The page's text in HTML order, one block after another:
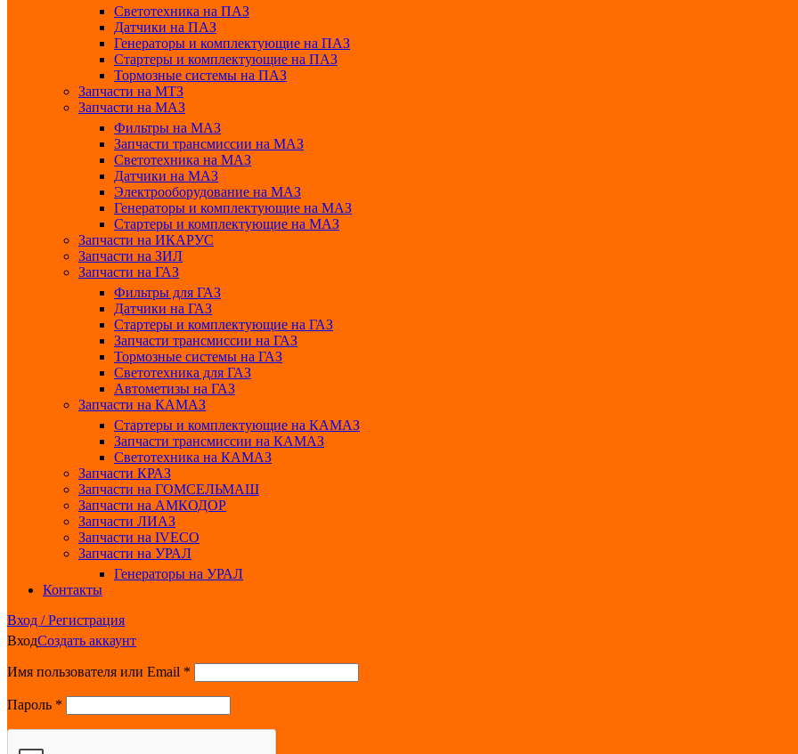
Светотехника на ПАЗ
Датчики на ПАЗ
Генераторы и комплектующие на ПАЗ
Стартеры и комплектующие на ПАЗ
Тормозные системы на ПАЗ
Запчасти на МТЗ
Запчасти на МАЗ
Фильтры на МАЗ
Запчасти трансмиссии на МАЗ
Светотехника на МАЗ
Датчики на МАЗ
Электрооборудование на МАЗ
Генераторы и комплектующие на МАЗ
Стартеры и комплектующие на МАЗ
Запчасти на ИКАРУС
Запчасти на ЗИЛ
Запчасти на ГАЗ
Фильтры для ГАЗ
Датчики на ГАЗ
Стартеры и комплектующие на ГАЗ
Запчасти трансмиссии на ГАЗ
Тормозные системы на ГАЗ
Светотехника для ГАЗ
Автометизы на ГАЗ
Запчасти на КАМАЗ
Стартеры и комплектующие на КАМАЗ
Запчасти трансмиссии на КАМАЗ
Светотехника на КАМАЗ
Запчасти КРАЗ
Запчасти на ГОМСЕЛЬМАШ
Запчасти на АМКОДОР
Запчасти ЛИАЗ
Запчасти на IVECO
Запчасти на УРАЛ
Генераторы на УРАЛ
Контакты
Вход / Регистрация
ВходСоздать аккаунт
Имя пользователя или Email *
Пароль *